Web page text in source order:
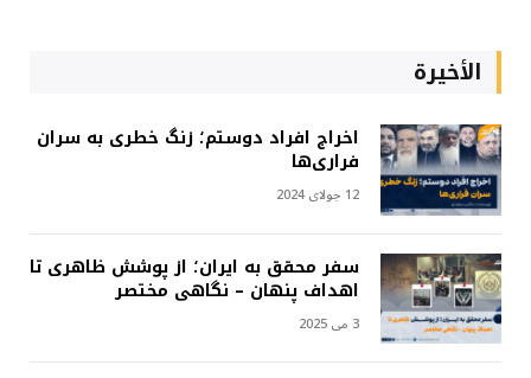
الأخيرة
اخراج افراد دوستم؛ زنگ خطری به سران
فراری‌ها
12 جولای 2024
سفر محقق به ایران؛ از پوشش ظاهری تا
اهداف پنهان – نگاهی مختصر
3 می 2025